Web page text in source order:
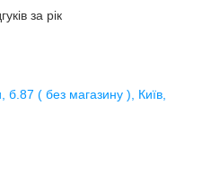
за рік
б.87 ( без магазину ), Київ,